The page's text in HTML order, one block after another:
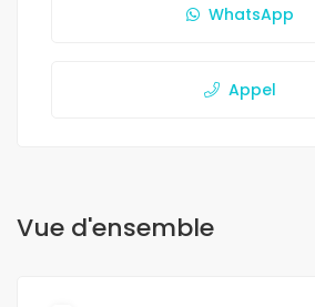
WhatsApp
Appel
Vue d'ensemble